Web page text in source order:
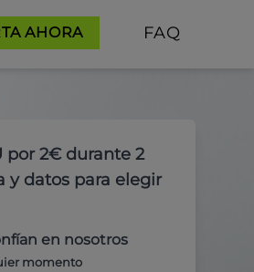
AHORA FAQ
por 2€ durante 2
y datos para elegir
en nosotros
momento